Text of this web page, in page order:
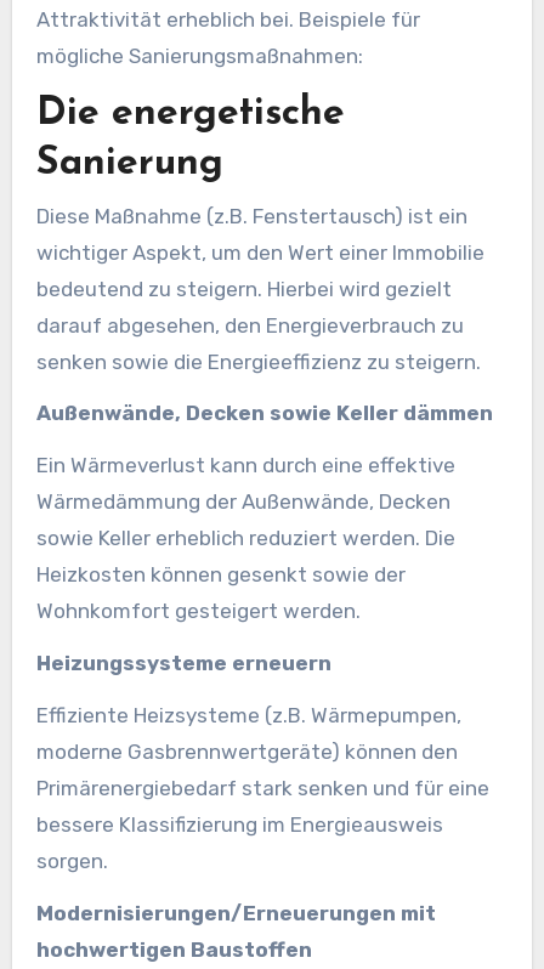
Attraktivität erheblich bei. Beispiele für
mögliche Sanierungsmaßnahmen:
Die energetische
Sanierung
Diese Maßnahme (z.B. Fenstertausch) ist ein
wichtiger Aspekt, um den Wert einer Immobilie
bedeutend zu steigern. Hierbei wird gezielt
darauf abgesehen, den Energieverbrauch zu
senken sowie die Energieeffizienz zu steigern.
Außenwände, Decken sowie Keller dämmen
Ein Wärmeverlust kann durch eine effektive
Wärmedämmung der Außenwände, Decken
sowie Keller erheblich reduziert werden. Die
Heizkosten können gesenkt sowie der
Wohnkomfort gesteigert werden.
Heizungssysteme erneuern
Effiziente Heizsysteme (z.B. Wärmepumpen,
moderne Gasbrennwertgeräte) können den
Primärenergiebedarf stark senken und für eine
bessere Klassifizierung im Energieausweis
sorgen.
Modernisierungen/Erneuerungen mit
hochwertigen Baustoffen